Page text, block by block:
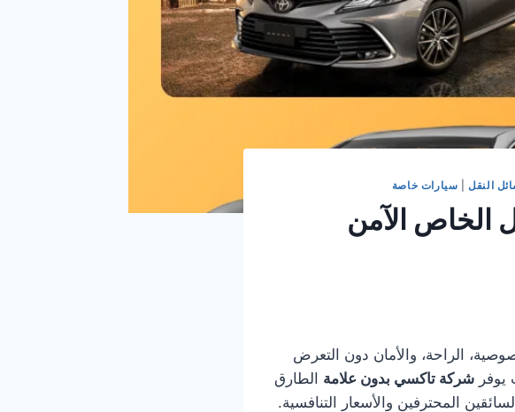
النقل| سيارات خاصة
الخاص الآمن
الراحة، والأمان دون التعرض
شركة تاكسي بدون علامة الطارق
المحترفين والأسعار التنافسية.